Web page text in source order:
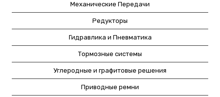
Механические Передачи
Редукторы
Гидравлика и Пневматика
Тормозные системы
Углеродные и графитовые решения
Приводные ремни